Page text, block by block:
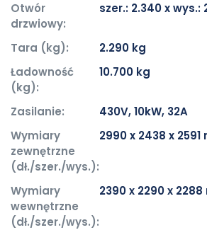
Otwór
drzwiowy:
szer.: 2.340 x wys.:
Tara (kg):
2.290 kg
Ładowność
(kg):
10.700 kg
Zasilanie:
430V, 10kW, 32A
Wymiary
zewnętrzne
(dł./szer./wys.):
2990 x 2438 x 2591
Wymiary
wewnętrzne
(dł./szer./wys.):
2390 x 2290 x